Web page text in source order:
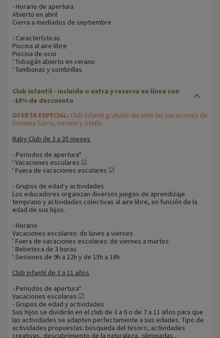
- Horario de apertura
Abierto en abril
Cierra a mediados de septiembre
- Características
Piscina al aire libre
Piscina de ocio
' Tobogán abierto en verano
' Tumbonas y sombrillas
Club infantil - incluido o extra y reserva en línea con
-10% de descuento
OFERTA ESPECIAL: Club infantil gratuito durante las vacaciones de
Semana Santa, verano y otoño
Baby Club de 3 a 35 meses
- Periodos de apertura*
' Vacaciones escolares ☑
' Fuera de vacaciones escolares ☑
- Grupos de edad y actividades
Los educadores organizan diversos juegos de aprendizaje
temprano y actividades colectivas al aire libre, en función de la
edad de sus hijos.
- Horario
Vacaciones escolares: de lunes a viernes
' Fuera de vacaciones escolares: de viernes a martes
' Bebeteca de 3 horas
' Sesiones de 9h a 12h y de 15h a 18h
Club infantil de 3 a 11 años
- Periodos de apertura*
Vacaciones escolares ☑
- Grupos de edad y actividades
Sus hijos se dividirán en el club de 3 a 6 o de 7 a 11 años para que
las actividades se adapten perfectamente a sus edades. Tipo de
actividades propuestas: búsqueda del tesoro, actividades
creativas, descubrimiento de la naturaleza, olimpiadas...